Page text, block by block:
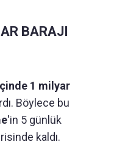
BARAJI
1 milyar
Böylece bu
'in 5 günlük
kaldı.